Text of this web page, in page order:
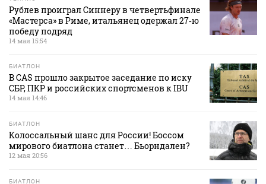
Рублев проиграл Синнеру в четвертьфинале
«Мастерса» в Риме, итальянец одержал 27‑ю
победу подряд
14 мая 15:54
БИАТЛОН
В CAS прошло закрытое заседание по иску
СБР, ПКР и российских спортсменов к IBU
14 мая 14:46
БИАТЛОН
Колоссальный шанс для России! Боссом
мирового биатлона станет… Бьорндален?
12 мая 20:56
БИАТЛОН